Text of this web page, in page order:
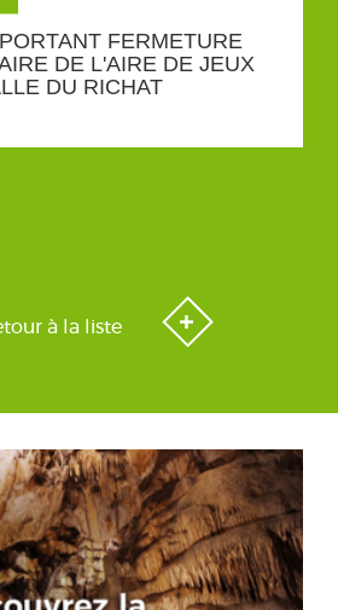
FERMETURE
DE L'AIRE DE JEUX
DU RICHAT
à la liste